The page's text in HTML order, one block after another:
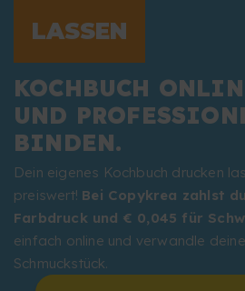
LASSEN
KOCHBUCH
UND
BINDEN.
Dein eigenes Kochbuch drucken
preiswert! Bei Copykrea zahlst
Farbdruck und € 0,045 für
einfach online und verwandle
Schmuckstück.